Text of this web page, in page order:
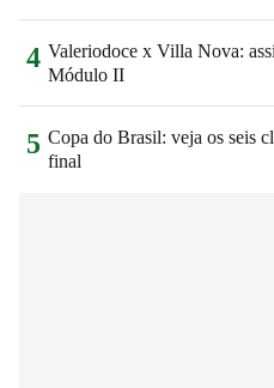
4 Valeriodoce x Villa Nova:
Módulo II
5 Copa do Brasil: veja os seis
final